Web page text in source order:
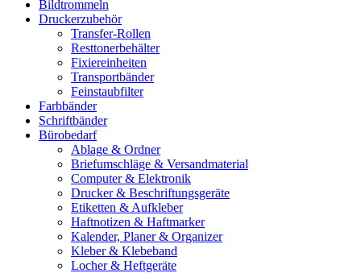
Bildtrommeln
Druckerzubehör
Transfer-Rollen
Resttonerbehälter
Fixiereinheiten
Transportbänder
Feinstaubfilter
Farbbänder
Schriftbänder
Bürobedarf
Ablage & Ordner
Briefumschläge & Versandmaterial
Computer & Elektronik
Drucker & Beschriftungsgeräte
Etiketten & Aufkleber
Haftnotizen & Haftmarker
Kalender, Planer & Organizer
Kleber & Klebeband
Locher & Heftgeräte